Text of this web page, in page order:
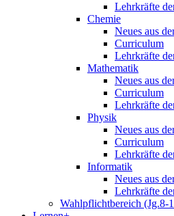
Lehrkräfte
Chemie
Neues aus
Curriculum
Lehrkräfte
Mathematik
Neues aus
Curriculum
Lehrkräfte
Physik
Neues aus
Curriculum
Lehrkräfte
Informatik
Neues aus
Lehrkräfte
Wahlpflichtbereich (Jg.8-